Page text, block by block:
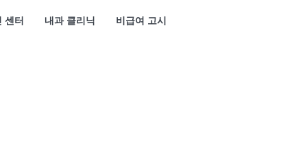
센터 내과 클리닉 비급여 고시